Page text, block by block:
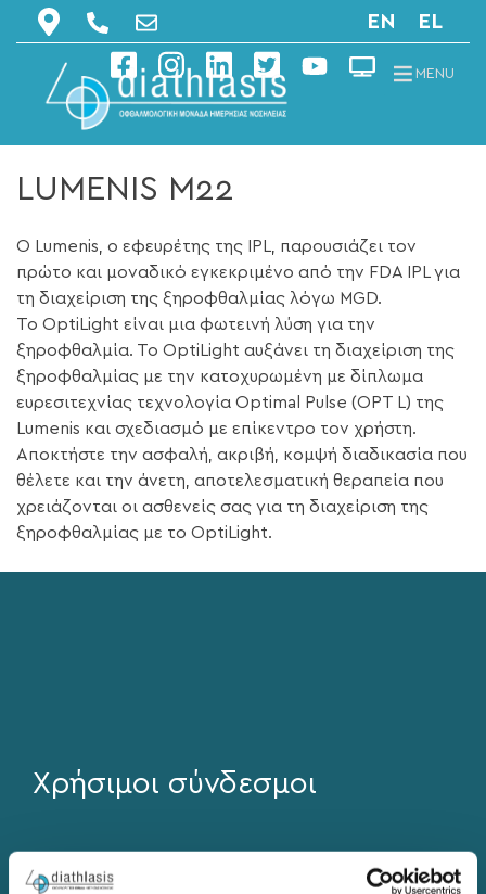
EN EL
MENU
LUMENIS M22
Ο Lumenis, ο εφευρέτης της IPL, παρουσιάζει τον
πρώτο και μοναδικό εγκεκριμένο από την FDA IPL για
τη διαχείριση της ξηροφθαλμίας λόγω MGD.
Το OptiLight είναι μια φωτεινή λύση για την
ξηροφθαλμία. Το OptiLight αυξάνει τη διαχείριση της
ξηροφθαλμίας με την κατοχυρωμένη με δίπλωμα
ευρεσιτεχνίας τεχνολογία Optimal Pulse (OPT L) της
Lumenis και σχεδιασμό με επίκεντρο τον χρήστη.
Αποκτήστε την ασφαλή, ακριβή, κομψή διαδικασία που
θέλετε και την άνετη, αποτελεσματική θεραπεία που
χρειάζονται οι ασθενείς σας για τη διαχείριση της
ξηροφθαλμίας με το OptiLight.
Χρήσιμοι σύνδεσμοι
Οφθαλμολογική Εταιρεία Βορείου Ελλάδος